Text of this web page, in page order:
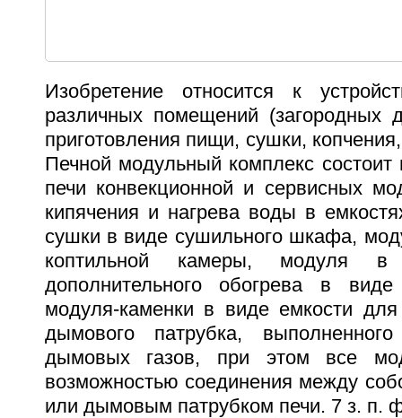
Изобретение относится к
различных помещений (загородных
приготовления пищи, сушки,
Печной модульный комплекс состоит
печи конвекционной и сервисных
кипячения и нагрева воды в
сушки в виде сушильного шкафа,
коптильной камеры, модуля в
дополнительного обогрева в
модуля-каменки в виде емкости
дымового патрубка,
дымовых газов, при этом все
возможностью соединения между
или дымовым патрубком печи. 7 з. п.